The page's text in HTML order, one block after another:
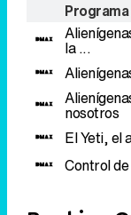
Programa
la ...
nosotros
El Yeti, el
Control